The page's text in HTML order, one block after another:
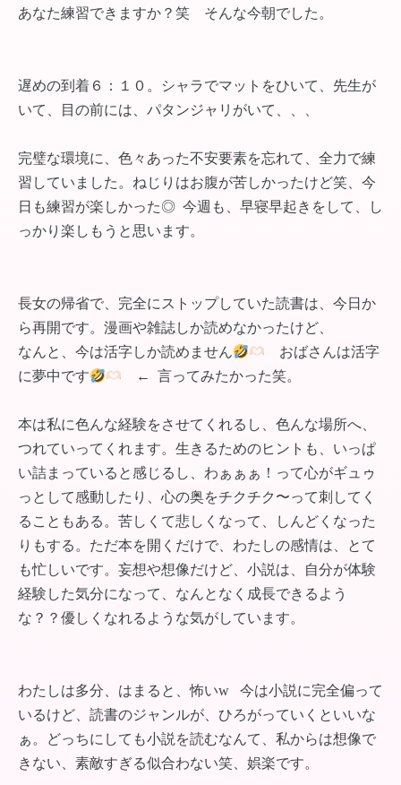
あなた練習できますか？笑 そんな今朝でした。
遅めの到着６：１０。シャラでマットをひいて、先生が
いて、目の前には、パタンジャリがいて、、、
完璧な環境に、色々あった不安要素を忘れて、全力で練
習していました。ねじりはお腹が苦しかったけど笑、今
日も練習が楽しかった◎ 今週も、早寝早起きをして、し
っかり楽しもうと思います。
長女の帰省で、完全にストップしていた読書は、今日か
ら再開です。漫画や雑誌しか読めなかったけど、
なんと、今は活字しか読めません
おばさんは活字
に夢中です
← 言ってみたかった笑。
本は私に色んな経験をさせてくれるし、色んな場所へ、
つれていってくれます。生きるためのヒントも、いっぱ
い詰まっていると感じるし、わぁぁぁ！って心がギュゥ
っとして感動したり、心の奥をチクチク〜って刺してく
ることもある。苦しくて悲しくなって、しんどくなった
りもする。ただ本を開くだけで、わたしの感情は、とて
も忙しいです。妄想や想像だけど、小説は、自分が体験
経験した気分になって、なんとなく成長できるよう
な？？優しくなれるような気がしています。
わたしは多分、はまると、怖いw 今は小説に完全偏って
いるけど、読書のジャンルが、ひろがっていくといいな
ぁ。どっちにしても小説を読むなんて、私からは想像で
きない、素敵すぎる似合わない笑、娯楽です。